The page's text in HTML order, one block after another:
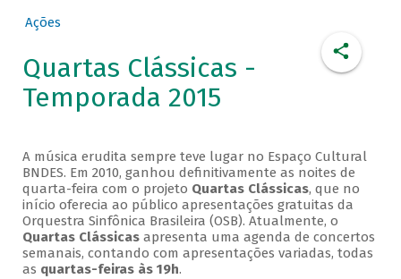
Ações
Quartas Clássicas -
Temporada 2015
A música erudita sempre teve lugar no Espaço Cultural
BNDES. Em 2010, ganhou definitivamente as noites de
quarta-feira com o projeto Quartas Clássicas, que no
início oferecia ao público apresentações gratuitas da
Orquestra Sinfônica Brasileira (OSB). Atualmente, o
Quartas Clássicasapresenta uma agenda de concertos
semanais, contando com apresentações variadas, todas
as quartas-feiras às 19h.